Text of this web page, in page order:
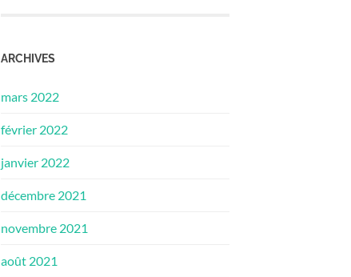
ARCHIVES
mars 2022
février 2022
janvier 2022
décembre 2021
novembre 2021
août 2021